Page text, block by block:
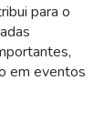
para o
em eventos